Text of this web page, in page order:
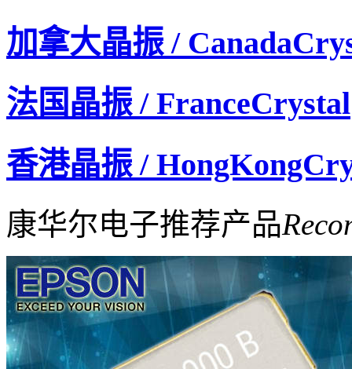
加拿大晶振 /
法国晶振 / FranceCrystal
香港晶振 /
康华尔电子推荐产品